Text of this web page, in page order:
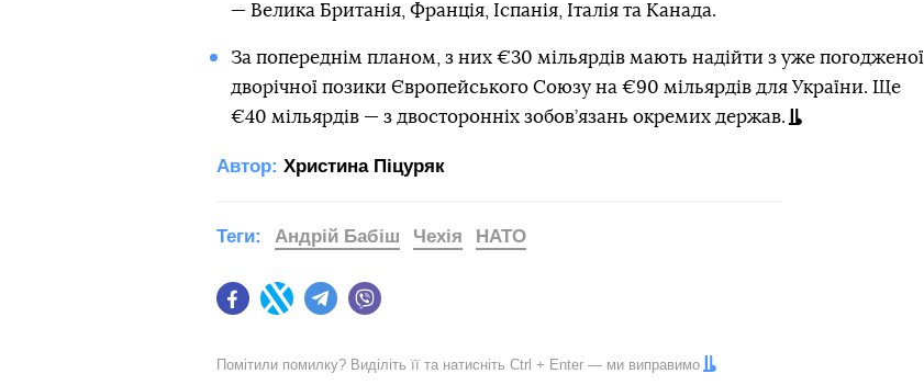
— Велика Британія, Франція, Іспанія, Італія та Канада.
За попереднім планом, з них €30 мільярдів мають надійти з уже погодженої
дворічної позики Європейського Союзу на €90 мільярдів для України. Ще
€40 мільярдів — з двосторонніх зобов’язань окремих держав.
Автор: Христина Піцуряк
FacebookTwitter Telegram
Теги: Андрій Бабіш Чехія НАТО
Помітили помилку? Виділіть її та натисніть Ctrl + Enter — ми виправимо